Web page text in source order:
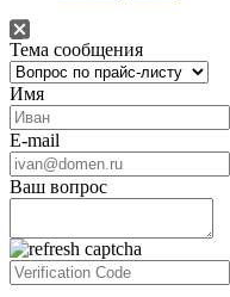
Тема сообщения
Имя
E-mail
Ваш вопрос